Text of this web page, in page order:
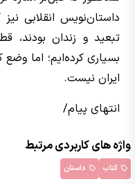
داستان‌نویس انقلابی
تبعید و زندان بودند،
بسیاری کرده‌ایم؛ اما
ایران نیست.
انتهای پیام/
واژه های کاربردی مرتبط
کتاب داستان